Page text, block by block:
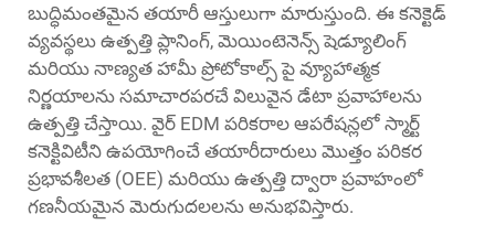
బుద్ధిమంతమైన తయారీ ఆస్తులుగా మారుస్తుంది. ఈ కనెక్టెడ్
వ్యవస్థలు ఉత్పత్తి ప్లానింగ్, మెయింటెనెన్స్ షెడ్యూలింగ్
మరియు నాణ్యత హామీ ప్రోటోకాల్స్ పై వ్యూహాత్మక
నిర్ణయాలను సమాచారపరచే విలువైన డేటా ప్రవాహాలను
ఉత్పత్తి చేస్తాయి. వైర్ EDM పరికరాల ఆపరేషన్లలో స్మార్ట్
కనెక్టివిటీని ఉపయోగించే తయారీదారులు మొత్తం పరికర
ప్రభావశీలత (OEE) మరియు ఉత్పత్తి ద్వారా ప్రవాహంలో
గణనీయమైన మెరుగుదలలను అనుభవిస్తారు.